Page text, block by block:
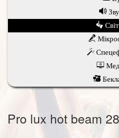
Pro lux hot beam